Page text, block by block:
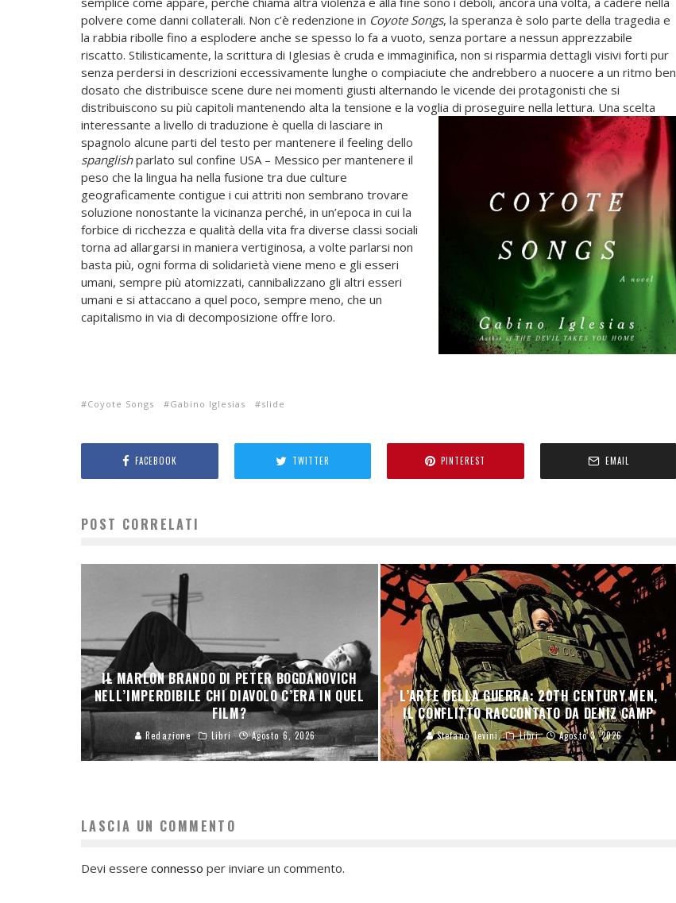
polvere come danni collaterali. Non c’è redenzione in Coyote Songs, la speranza è solo parte della tragedia e
la rabbia ribolle fino a esplodere anche se spesso lo fa a vuoto, senza portare a nessun apprezzabile
riscatto. Stilisticamente, la scrittura di Iglesias è cruda e immaginifica, non si risparmia dettagli visivi forti pur
senza perdersi in descrizioni eccessivamente lunghe o compiaciute che andrebbero a nuocere a un ritmo ben
dosato che distribuisce scene dure nei momenti giusti alternando le vicende dei protagonisti che si
distribuiscono su più capitoli mantenendo alta la tensione e la voglia di proseguire nella lettura. Una scelta
interessante a livello di traduzione è quella di lasciare in
spagnolo alcune parti del testo per mantenere il feeling dello
spanglishparlato sul confine USA – Messico per mantenere il
peso che la lingua ha nella fusione tra due culture
geograficamente contigue i cui attriti non sembrano trovare
soluzione nonostante la vicinanza perché, in un’epoca in cui la
forbice di ricchezza e qualità della vita fra diverse classi sociali
torna ad allargarsi in maniera vertiginosa, a volte parlarsi non
basta più, ogni forma di solidarietà viene meno e gli esseri
umani, sempre più atomizzati, cannibalizzano gli altri esseri
umani e si attaccano a quel poco, sempre meno, che un
capitalismo in via di decomposizione offre loro.
Coyote Songs Gabino Iglesias slide
FACEBOOK TWITTER PINTEREST EMAIL
POST CORRELATI
IL MARLON BRANDO DI PETER BOGDANOVICH
NELL’IMPERDIBILE CHI DIAVOLO C’ERA IN QUEL
FILM?
Redazione Libri Agosto 6, 2026
L’ARTE DELLA GUERRA: 20TH CENTURY MEN,
IL CONFLITTO RACCONTATO DA DENIZ CAMP
Stefano Tevini Libri Agosto 3, 2026
LASCIA UN COMMENTO
Devi essere connesso per inviare un commento.